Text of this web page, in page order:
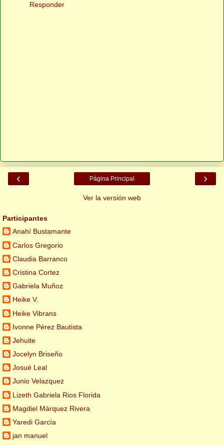
Responder
‹ ›
Página Principal
Ver la versión web
Participantes
Anahí Bustamante
Carlos Gregorio
Claudia Barranco
Cristina Cortez
Gabriela Muñoz
Heike V.
Heike Vibrans
Ivonne Pérez Bautista
Jehuite
Jocelyn Briseño
Josué Leal
Junio Velazquez
Lizeth Gabriela Rios Florida
Magdiel Márquez Rivera
Yaredi García
jan manuel